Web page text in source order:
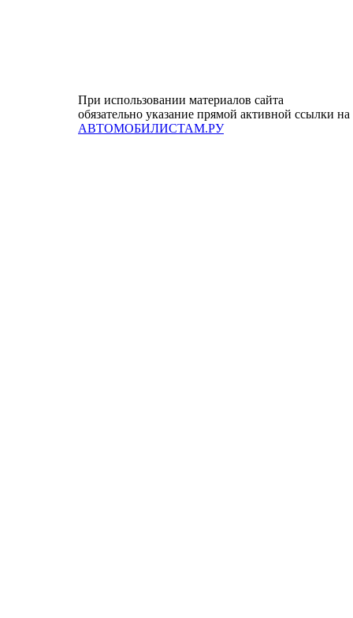
При использовании материалов сайта
обязательно указание прямой активной ссылки на
АВТОМОБИЛИСТАМ.РУ